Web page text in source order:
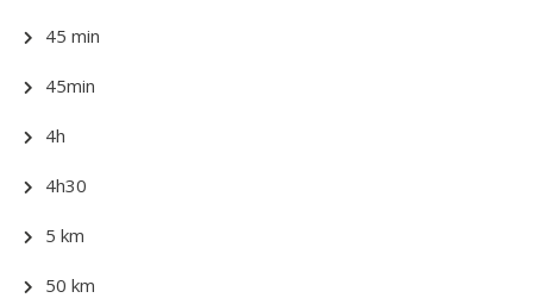
45 min
45min
4h
4h30
5 km
50 km